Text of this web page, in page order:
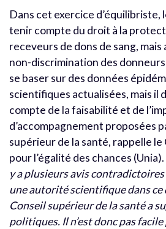
Dans cet exercice d’équilibriste,
tenir compte du droit à la
receveurs de dons de sang, mais
non-discrimination des
se baser sur des données
scientifiques actualisées, mais il
compte de la faisabilité et de
d’accompagnement proposées
supérieur de la santé, rappelle
pour l’égalité des chances (Unia).
y a plusieurs avis
une autorité scientifique dans ce
Conseil supérieur de la santé a
politiques. Il n’est donc pas